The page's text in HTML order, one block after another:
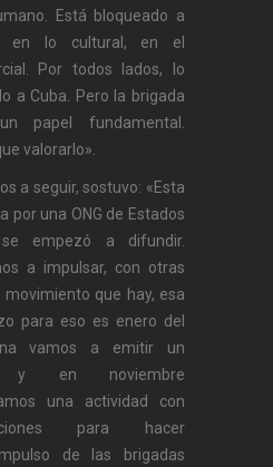
Está bloqueado a
en lo cultural, en el
Por todos lados, lo
a Cuba. Pero la brigada
papel fundamental.
valorarlo».
a seguir, sostuvo: «Esta
por una ONG de Estados
empezó a difundir.
a impulsar, con otras
que hay, esa
para eso es enero del
vamos a emitir un
y en noviembre
una actividad con
para hacer
de las brigadas